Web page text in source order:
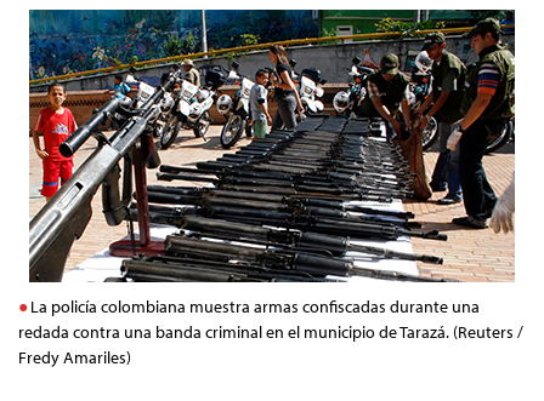
La policía colombiana muestra armas confiscadas durante una
redada contra una banda criminal en el municipio de Tarazá. (Reuters /
Fredy Amariles)